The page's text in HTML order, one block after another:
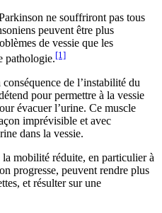
ne souffriront pas tous
peuvent être plus
de vessie que les
pathologie.[1]
conséquence de l’instabilité du
pour permettre à la vessie
évacuer l’urine. Ce muscle
imprévisible et avec
dans la vessie.
mobilité réduite, en particulier à
progresse, peuvent rendre plus
et résulter sur une